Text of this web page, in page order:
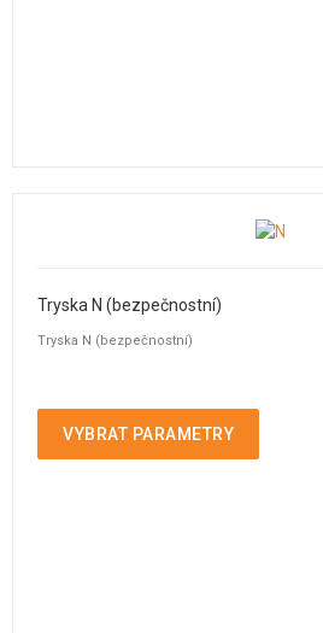
Tryska N (bezpečnostní)
Tryska N (bezpečnostní)
VYBRAT PARAMETRY